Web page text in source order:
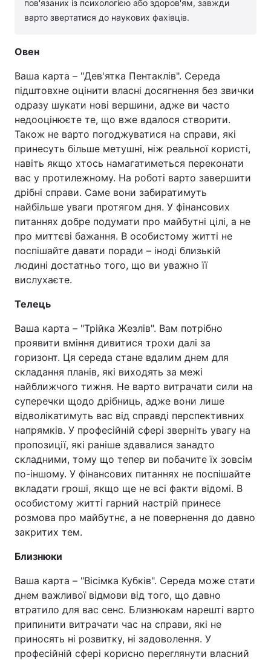
пов'язаних із психологією або здоров'ям, завжди
варто звертатися до наукових фахівців.
Овен
Ваша карта – "Дев'ятка Пентаклів". Середа
підштовхне оцінити власні досягнення без звички
одразу шукати нові вершини, адже ви часто
недооцінюєте те, що вже вдалося створити.
Також не варто погоджуватися на справи, які
принесуть більше метушні, ніж реальної користі,
навіть якщо хтось намагатиметься переконати
вас у протилежному. На роботі варто завершити
дрібні справи. Саме вони забиратимуть
найбільше уваги протягом дня. У фінансових
питаннях добре подумати про майбутні цілі, а не
про миттєві бажання. В особистому житті не
поспішайте давати поради – іноді близькій
людині достатньо того, що ви уважно її
вислухаєте.
Телець
Ваша карта – "Трійка Жезлів". Вам потрібно
проявити вміння дивитися трохи далі за
горизонт. Ця середа стане вдалим днем для
складання планів, які виходять за межі
найближчого тижня. Не варто витрачати сили на
суперечки щодо дрібниць, адже вони лише
відволікатимуть вас від справді перспективних
напрямків. У професійній сфері зверніть увагу на
пропозиції, які раніше здавалися занадто
складними, тому що тепер ви побачите їх зовсім
по-іншому. У фінансових питаннях не поспішайте
вкладати гроші, якщо ще не всі факти відомі. В
особистому житті гарний настрій принесе
розмова про майбутнє, а не повернення до давно
закритих тем.
Близнюки
Ваша карта – "Вісімка Кубків". Середа може стати
днем важливої відмови від того, що давно
втратило для вас сенс. Близнюкам нарешті варто
припинити витрачати час на справи, які не
приносять ні розвитку, ні задоволення. У
професійній сфері корисно переглянути власний